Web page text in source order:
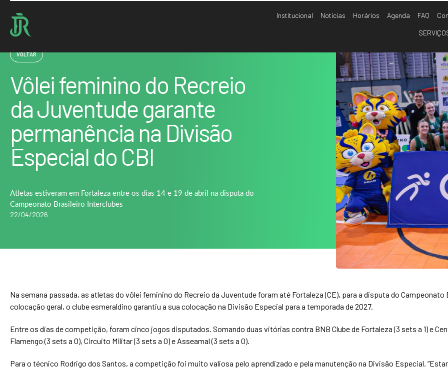
Institucional Notícias Horários Agenda FAQ
Home : Noticias : Vôlei feminino do Recreio da Juventude garante permanência na Divisão…
VOLTAR
Vôlei feminino do Recreio
da Juventude garante
permanência na Divisão
Especial do CBI
Atletas estiveram em Fortaleza entre os dias 14 e 19 de abril na disputa do
Campeonato Brasileiro Interclubes
22/04/2026
Na semana passada, as atletas do vôlei feminino do Recreio da Juventude foram até Fortaleza (CE), para a disputa do Campeonato
colocação geral, o clube esmeraldino garantiu a sua colocação na Divisão Especial para a temporada de 2027.
Entre os dias de competição, foram cinco jogos disputados. Somando duas vitórias contra BNB Clube de Fortaleza (3 sets a 1) e
Flamengo (3 sets a 0), Circuito Militar (3 sets a 0) e Asseamal (3 sets a 0).
Para o técnico Rodrigo dos Santos, a competição foi muito valiosa pelo aprendizado e pela manutenção na Divisão Especial.